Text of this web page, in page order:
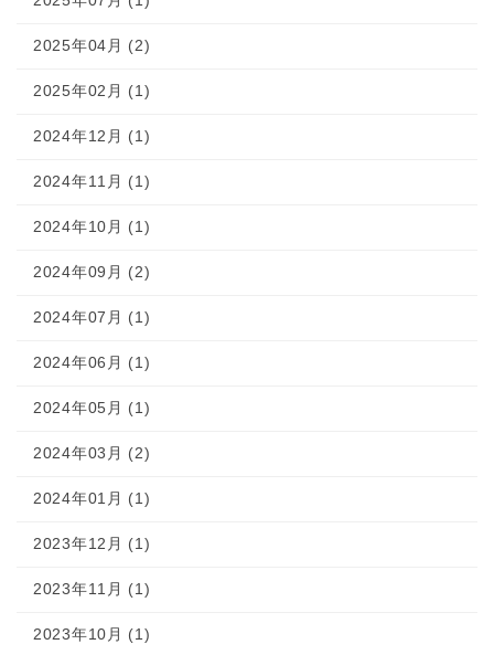
2025年04月 (2)
2025年02月 (1)
2024年12月 (1)
2024年11月 (1)
2024年10月 (1)
2024年09月 (2)
2024年07月 (1)
2024年06月 (1)
2024年05月 (1)
2024年03月 (2)
2024年01月 (1)
2023年12月 (1)
2023年11月 (1)
2023年10月 (1)